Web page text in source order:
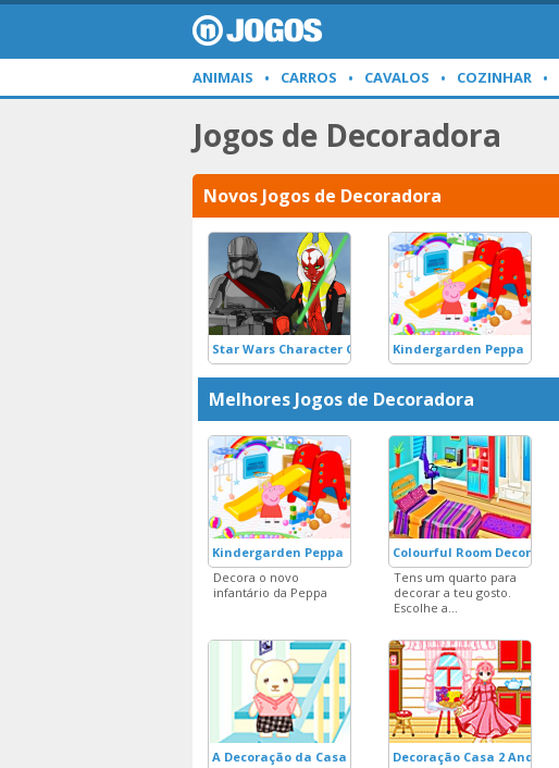
ANIMAIS CARROS CAVALOS COZINHAR
Jogos de Decoradora
Novos Jogos de Decoradora
Star Wars Character Creator Kindergarden Peppa
Melhores Jogos de Decoradora
Kindergarden Peppa
Decora o novo
infantário da Peppa
Colourful Room Decoration
Tens um quarto para
decorar a teu gosto.
Escolhe a...
A Decoração da Casa Azul
Decoração Casa 2 Andares